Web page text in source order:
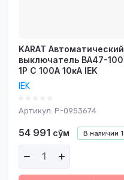
KARAT Автоматический
выключатель ВА47-100
1P C 100А 10кА IEK
IEK
Артикул: P-0953674
В наличии 1
54 991 сўм